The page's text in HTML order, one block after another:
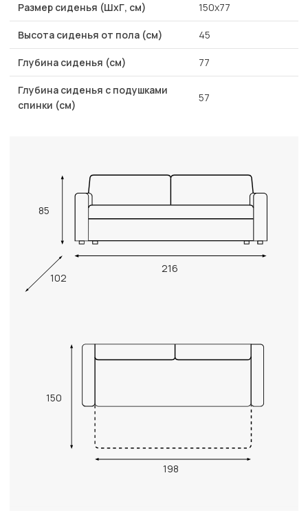
Размер сиденья (ШхГ, см) 150х77
Высота сиденья от пола (см) 45
Глубина сиденья (см) 77
Глубина сиденья с подушками
спинки (см)
57
85
216
102
150
198